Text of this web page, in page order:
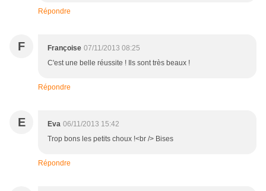
Répondre
F Françoise 07/11/2013 08:25
C'est une belle réussite ! Ils sont très beaux !
Répondre
E Eva 06/11/2013 15:42
Trop bons les petits choux !<br /> Bises
Répondre